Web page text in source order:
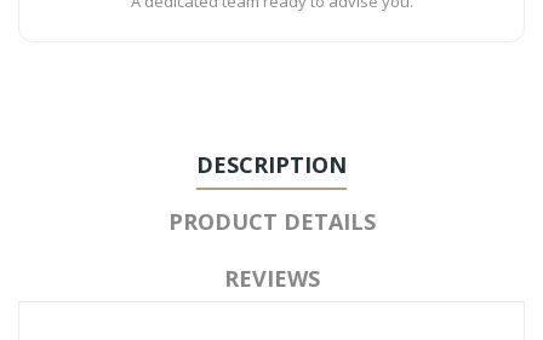
DESCRIPTION
PRODUCT DETAILS
REVIEWS